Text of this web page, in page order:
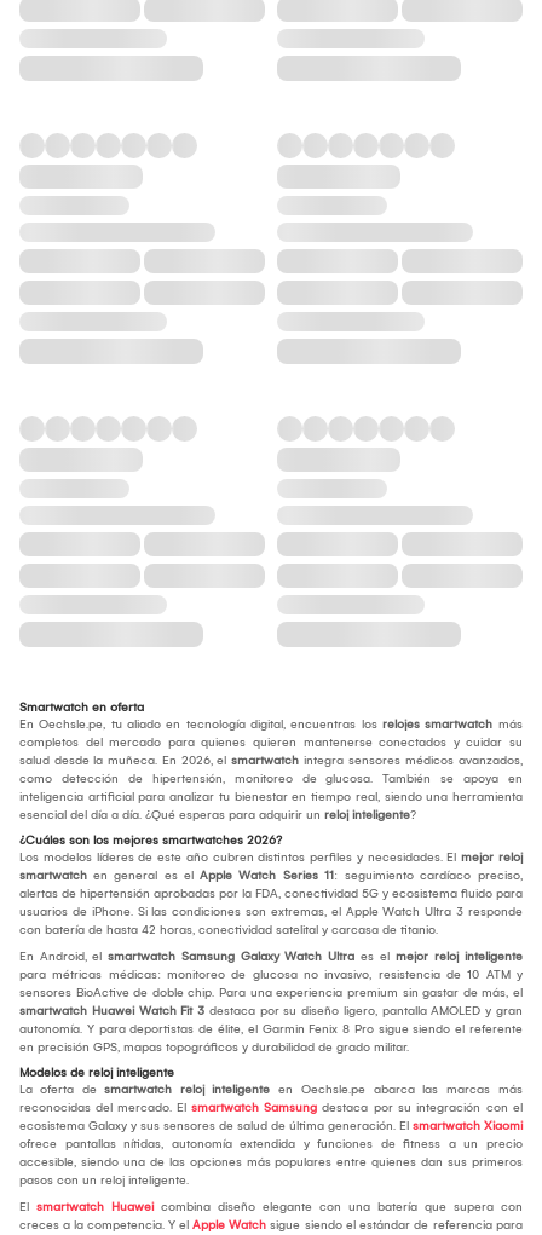
Smartwatch en oferta
En Oechsle.pe, tu aliado en tecnología digital, encuentras los relojes smartwatch más
completos del mercado para quienes quieren mantenerse conectados y cuidar su
salud desde la muñeca. En 2026, el smartwatch integra sensores médicos avanzados,
como detección de hipertensión, monitoreo de glucosa. También se apoya en
inteligencia artificial para analizar tu bienestar en tiempo real, siendo una herramienta
esencial del día a día. ¿Qué esperas para adquirir un reloj inteligente?
¿Cuáles son los mejores smartwatches 2026?
Los modelos líderes de este año cubren distintos perfiles y necesidades. El mejor reloj
smartwatch en general es el Apple Watch Series 11: seguimiento cardíaco preciso,
alertas de hipertensión aprobadas por la FDA, conectividad 5G y ecosistema fluido para
usuarios de iPhone. Si las condiciones son extremas, el Apple Watch Ultra 3 responde
con batería de hasta 42 horas, conectividad satelital y carcasa de titanio.
En Android, el smartwatch Samsung Galaxy Watch Ultra es el mejor reloj inteligente
para métricas médicas: monitoreo de glucosa no invasivo, resistencia de 10 ATM y
sensores BioActive de doble chip. Para una experiencia premium sin gastar de más, el
smartwatch Huawei Watch Fit 3 destaca por su diseño ligero, pantalla AMOLED y gran
autonomía. Y para deportistas de élite, el Garmin Fenix 8 Pro sigue siendo el referente
en precisión GPS, mapas topográficos y durabilidad de grado militar.
Modelos de reloj inteligente
La oferta de smartwatch reloj inteligente en Oechsle.pe abarca las marcas más
reconocidas del mercado. El smartwatch Samsung destaca por su integración con el
ecosistema Galaxy y sus sensores de salud de última generación. El smartwatch Xiaomi
ofrece pantallas nítidas, autonomía extendida y funciones de fitness a un precio
accesible, siendo una de las opciones más populares entre quienes dan sus primeros
pasos con un reloj inteligente.
El smartwatch Huaweicombina diseño elegante con una batería que supera con
creces a la competencia. Y el Apple Watch sigue siendo el estándar de referencia para